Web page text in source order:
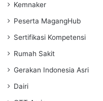
Kemnaker
Peserta MagangHub
Sertifikasi Kompetensi
Rumah Sakit
Gerakan Indonesia Asri
Dairi